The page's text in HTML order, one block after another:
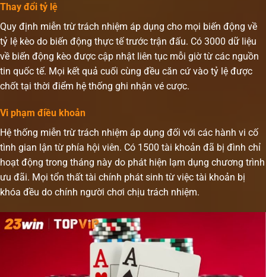
Thay đổi tỷ lệ
Quy định miễn trừ trách nhiệm áp dụng cho mọi biến động về
tỷ lệ kèo do biến động thực tế trước trận đấu. Có 3000 dữ liệu
về biến động kèo được cập nhật liên tục mỗi giờ từ các nguồn
tin quốc tế. Mọi kết quả cuối cùng đều căn cứ vào tỷ lệ được
chốt tại thời điểm hệ thống ghi nhận vé cược.
Vi phạm điều khoản
Hệ thống miễn trừ trách nhiệm áp dụng đối với các hành vi cố
tình gian lận từ phía hội viên. Có 1500 tài khoản đã bị đình chỉ
hoạt động trong tháng này do phát hiện lạm dụng chương trình
ưu đãi. Mọi tổn thất tài chính phát sinh từ việc tài khoản bị
khóa đều do chính người chơi chịu trách nhiệm.